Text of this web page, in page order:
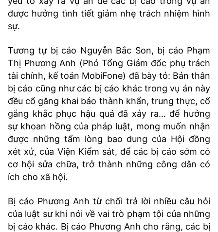
được hưởng tình tiết giảm nhẹ trách nhiệm hình
sự.
Tương tự bị cáo Nguyễn Bắc Son, bị cáo Phạm
Thị Phương Anh (Phó Tổng Giám đốc phụ trách
tài chính, kế toán MobiFone) đã bày tỏ: Bản thân
bị cáo cũng như các bị cáo khác trong vụ án này
đều cố gắng khai báo thành khẩn, trung thực, cố
gắng khắc phục hậu quả đã xảy ra… để hưởng
sự khoan hồng của pháp luật, mong muốn nhận
được những tấm lòng bao dung của Hội đồng
xét xử, của Viện Kiểm sát, để các bị cáo sớm có
cơ hội sửa chữa, trở thành những công dân có
ích cho xã hội.
Bị cáo Phương Anh từ chối trả lời nhiều câu hỏi
của luật sư khi nói về vai trò phạm tội của những
bị cáo khác. Bị cáo Phương Anh cho rằng, các bị